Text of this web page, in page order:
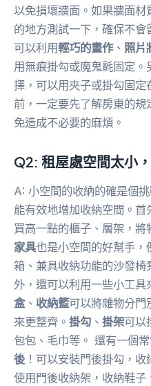
以免損壞牆面。如果牆面
的地方測試一下，確保不
可以利用輕巧的畫作、 照片
用無痕掛勾或魔鬼氈固定。
擇，可以用夾子或掛勾固
前，一定要先了解房東的
免造成不必要的麻煩。
Q2: 租屋處空間太小
A: 小空間的收納的確是個
能有效地增加收納空間。首
買高一點的櫃子、層架，將
家具也是小空間的好幫手，
箱、兼具收納功能的沙發
外，還可以利用一些小工具
盒、 收納籃可以將雜物分門
來更整齊。 掛勾 、 掛架可以
包包、毛巾等。 還有一個
後 ！可以安裝門後掛勾，
使用門後收納架，收納鞋